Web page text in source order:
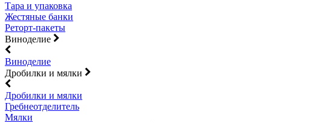
Тара и упаковка
Жестяные банки
Реторт-пакеты
Виноделие
Виноделие
Дробилки и мялки
Дробилки и мялки
Гребнеотделитель
Мялки